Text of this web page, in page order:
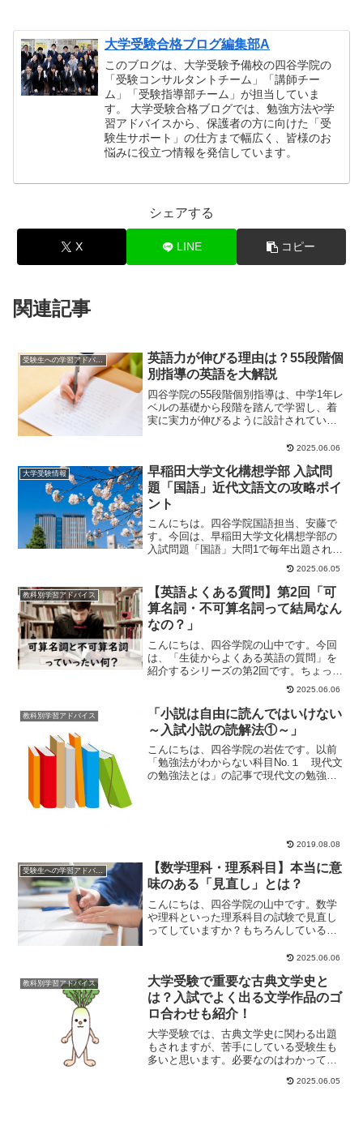
大学受験合格ブログ編集部A
このブログは、大学受験予備校の四谷学院の
「受験コンサルタントチーム」「講師チー
ム」「受験指導部チーム」が担当していま
す。 大学受験合格ブログでは、勉強方法や学
習アドバイスから、保護者の方に向けた「受
験生サポート」の仕方まで幅広く、皆様のお
悩みに役立つ情報を発信しています。
シェアする
X LINE コピー
関連記事
受験生への学習アドバイス
英語力が伸びる理由は？55段階個
別指導の英語を大解説
四谷学院の55段階個別指導は、中学1年レ
ベルの基礎から段階を踏んで学習し、着
実に実力が伸びるように設計されていま
2025.06.06
大学受験情報
早稲田大学文化構想学部 入試問
題「国語」近代文語文の攻略ポイ
ント
こんにちは。四谷学院国語担当、安藤で
す。今回は、早稲田大学文化構想学部の
入試問題「国語」大問1で毎年出題され
る、評論文と近代文語文の融合問題の対
2025.06.05
教科別学習アドバイス
【英語よくある質問】第2回「可
算名詞・不可算名詞って結局なん
なの？」
こんにちは、四谷学院の山中です。今回
は、「生徒からよくある英語の質問」を
紹介するシリーズの第2回です。ちょっと
細かい話も出てきますが、気になったと
2025.06.06
教科別学習アドバイス
「小説は自由に読んではいけない
～入試小説の読解法①～」
こんにちは、四谷学院の岩佐です。以前
「勉強法がわからない科目No.１ 現代文
の勉強法とは」の記事で現代文の勉強方
2019.08.08
【数学理科・理系科目】本当に意
味のある「見直し」とは？
こんにちは、四谷学院の山中です。数学
や理科といった理系科目の試験で見直し
ってしていますか？もちろんしている人
2025.06.06
教科別学習アドバイス
大学受験で重要な古典文学史と
は？入試でよく出る文学作品のゴ
ロ合わせも紹介！
大学受験では、古典文学史に関わる出題
もされますが、苦手にしている受験生も
多いと思います。必要なのはわかってい
2025.06.05